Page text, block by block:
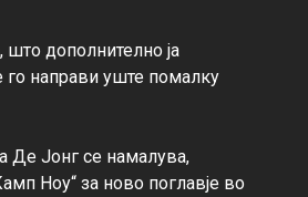
дополнително ја
го направи уште помалку
Де Јонг се намалува,
Ноу“ за ново поглавје во